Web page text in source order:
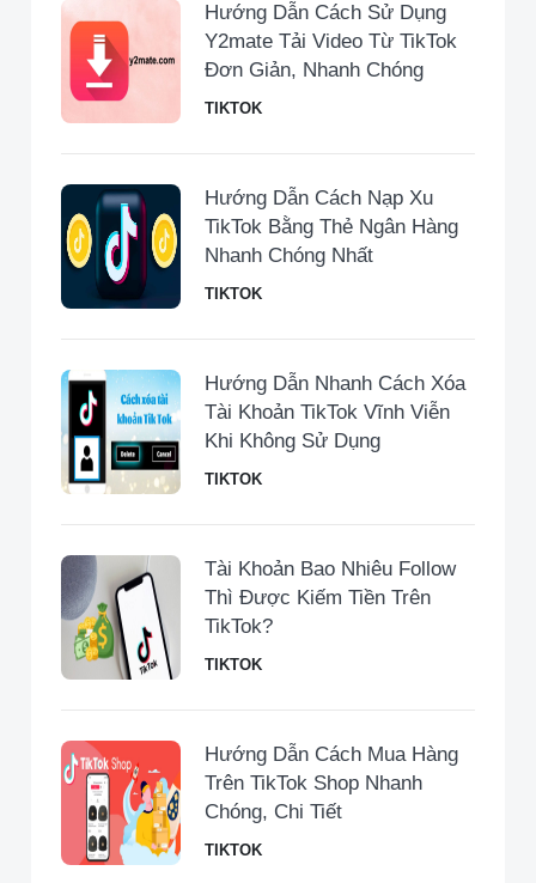
Hướng Dẫn Cách Sử Dụng
Y2mate Tải Video Từ TikTok
Đơn Giản, Nhanh Chóng
TIKTOK
Hướng Dẫn Cách Nạp Xu
TikTok Bằng Thẻ Ngân Hàng
Nhanh Chóng Nhất
TIKTOK
Hướng Dẫn Nhanh Cách Xóa
Tài Khoản TikTok Vĩnh Viễn
Khi Không Sử Dụng
TIKTOK
Tài Khoản Bao Nhiêu Follow
Thì Được Kiếm Tiền Trên
TikTok?
TIKTOK
Hướng Dẫn Cách Mua Hàng
Trên TikTok Shop Nhanh
Chóng, Chi Tiết
TIKTOK